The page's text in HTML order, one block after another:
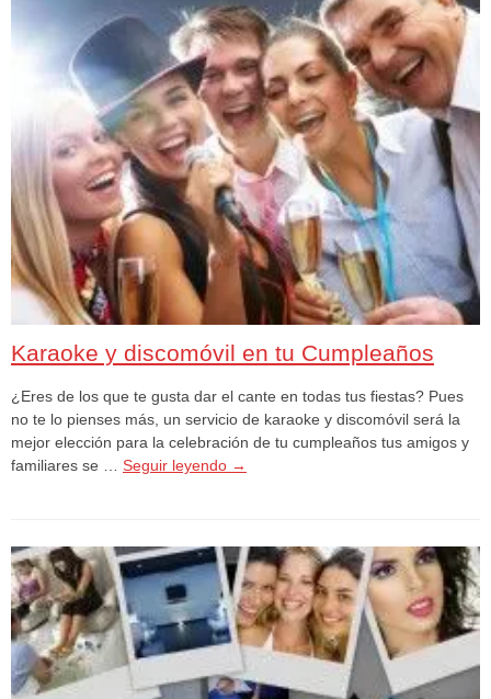
Karaoke y discomóvil en tu Cumpleaños
¿Eres de los que te gusta dar el cante en todas tus fiestas? Pues
no te lo pienses más, un servicio de karaoke y discomóvil será la
mejor elección para la celebración de tu cumpleaños tus amigos y
familiares se … Seguir leyendo →